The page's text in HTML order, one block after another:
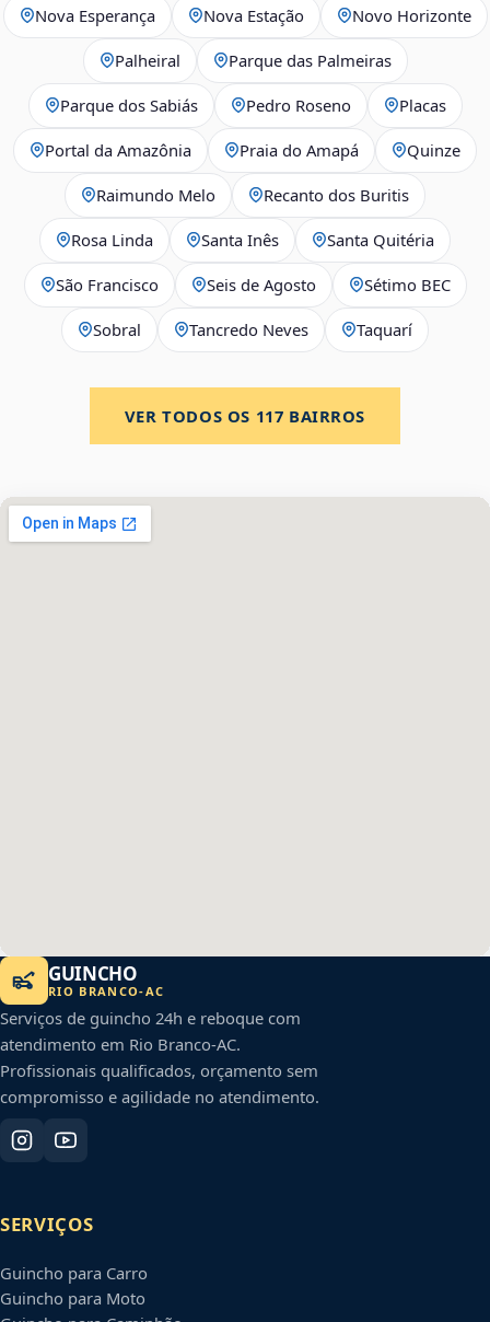
Nova Esperança Nova Estação Novo Horizonte
Palheiral Parque das Palmeiras
Parque dos Sabiás Pedro Roseno Placas
Portal da Amazônia Praia do Amapá Quinze
Raimundo Melo Recanto dos Buritis
Rosa Linda Santa Inês Santa Quitéria
São Francisco Seis de Agosto Sétimo BEC
Sobral Tancredo Neves Taquarí
VER TODOS OS 117 BAIRROS
GUINCHO
RIO BRANCO-AC
Serviços de guincho 24h e reboque com
atendimento em Rio Branco-AC.
Profissionais qualificados, orçamento sem
compromisso e agilidade no atendimento.
SERVIÇOS
Guincho para Carro
Guincho para Moto